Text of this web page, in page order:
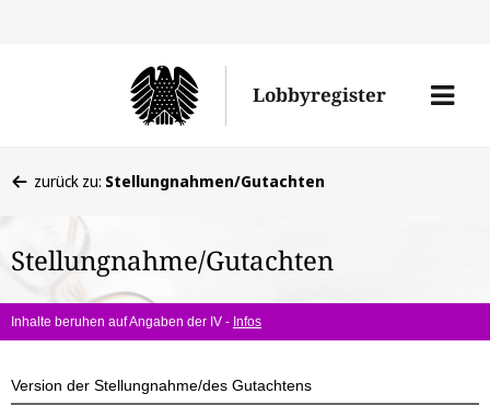
Lobbyregister
Menü
befinden
hier:
zurück zu: Stellungnahmen/Gutachten
Stellungnahme/Gutachten
Inhalte beruhen auf Angaben der IV - Infos
Version der Stellungnahme/des Gutachtens